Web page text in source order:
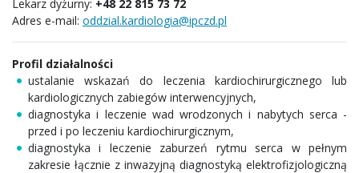
Lekarz dyżurny: +48 22 815 73 72
Adres e-mail: oddzial.kardiologia@ipczd.pl
Profil działalności
ustalanie wskazań do leczenia kardiochirurgicznego lub
kardiologicznych zabiegów interwencyjnych,
diagnostyka i leczenie wad wrodzonych i nabytych serca -
przed i po leczeniu kardiochirurgicznym,
diagnostyka i leczenie zaburzeń rytmu serca w pełnym
zakresie łącznie z inwazyjną diagnostyką elektrofizjologiczną